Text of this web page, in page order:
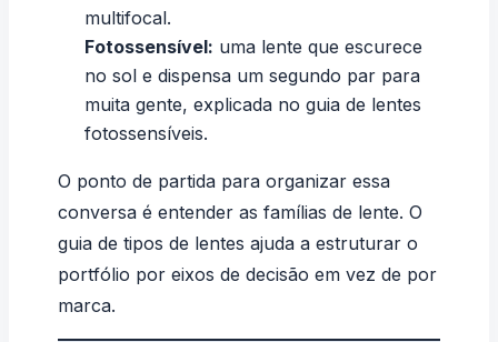
multifocal.
Fotossensível: uma lente que escurece
no sol e dispensa um segundo par para
muita gente, explicada no guia de lentes
fotossensíveis.
O ponto de partida para organizar essa
conversa é entender as famílias de lente. O
guia de tipos de lentes ajuda a estruturar o
portfólio por eixos de decisão em vez de por
marca.